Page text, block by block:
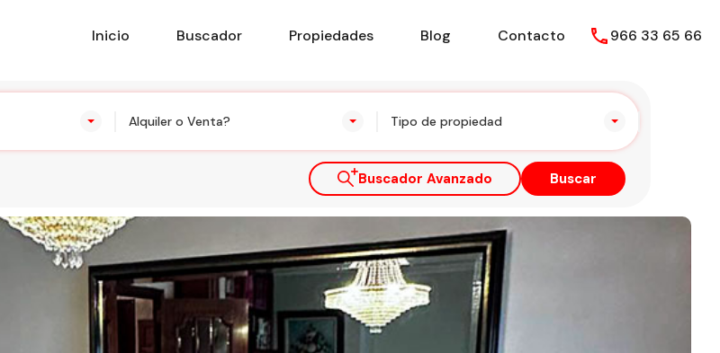
Inicio Buscador Propiedades Blog Contacto 966 33 65 66
Alquiler o Venta? Tipo de propiedad
Buscador Avanzado Buscar